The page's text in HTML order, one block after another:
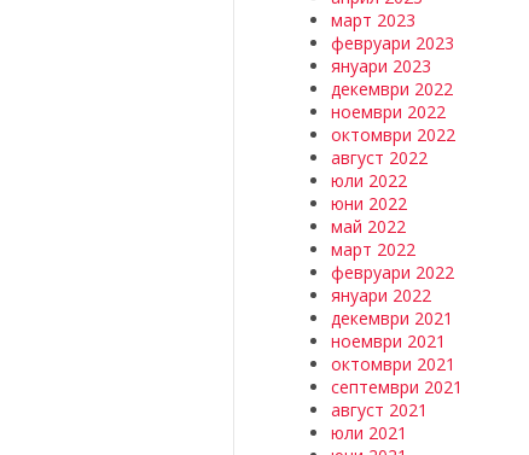
март 2023
февруари 2023
януари 2023
декември 2022
ноември 2022
октомври 2022
август 2022
юли 2022
юни 2022
май 2022
март 2022
февруари 2022
януари 2022
декември 2021
ноември 2021
октомври 2021
септември 2021
август 2021
юли 2021